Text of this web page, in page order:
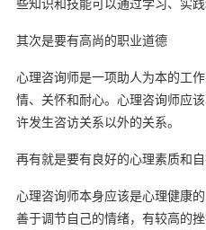
其次是要有高尚的职业道德
心理咨询师是一项助人为本的工
情、关怀和耐心。心理咨询师应
许发生咨访关系以外的关系。
再有就是要有良好的心理素质和
心理咨询师本身应该是心理健康
善于调节自己的情绪，有较高的